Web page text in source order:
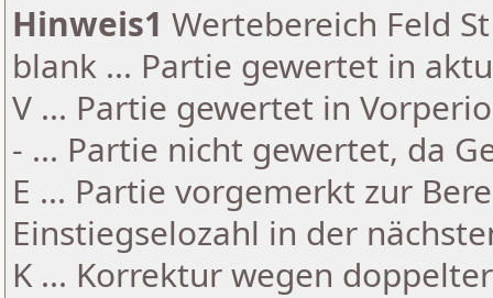
Hinweis1 Wertebereich Feld
blank ... Partie gewertet in
V ... Partie gewertet in
- ... Partie nicht gewertet, da
E ... Partie vorgemerkt zur
Einstiegselozahl in der
K ... Korrektur wegen